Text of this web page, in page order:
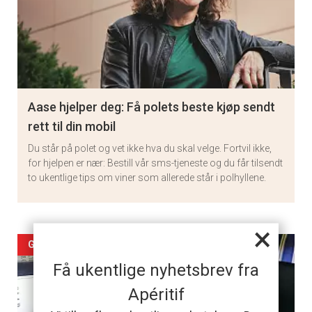
×
Få ukentlige nyhetsbrev fra
Apéritif
Aase hjelper deg: Få polets beste kjøp sendt
rett til din mobil
Du står på polet og vet ikke hva du skal velge. Fortvil ikke,
for hjelpen er nær: Bestill vår sms-tjeneste og du får tilsendt
to ukentlige tips om viner som allerede står i polhyllene.
Artikler
detail
-
GODBITER I POLLISTEN